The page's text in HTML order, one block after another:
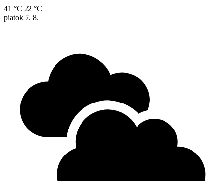
41 °C 22 °C
piatok 7. 8.